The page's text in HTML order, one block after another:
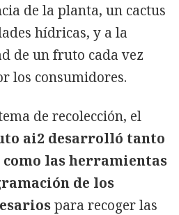
de la planta, un cactus
hídricas, y a la
de un fruto cada vez
los consumidores.
de recolección, el
ai2 desarrolló tanto
las herramientas
de los
para recoger las